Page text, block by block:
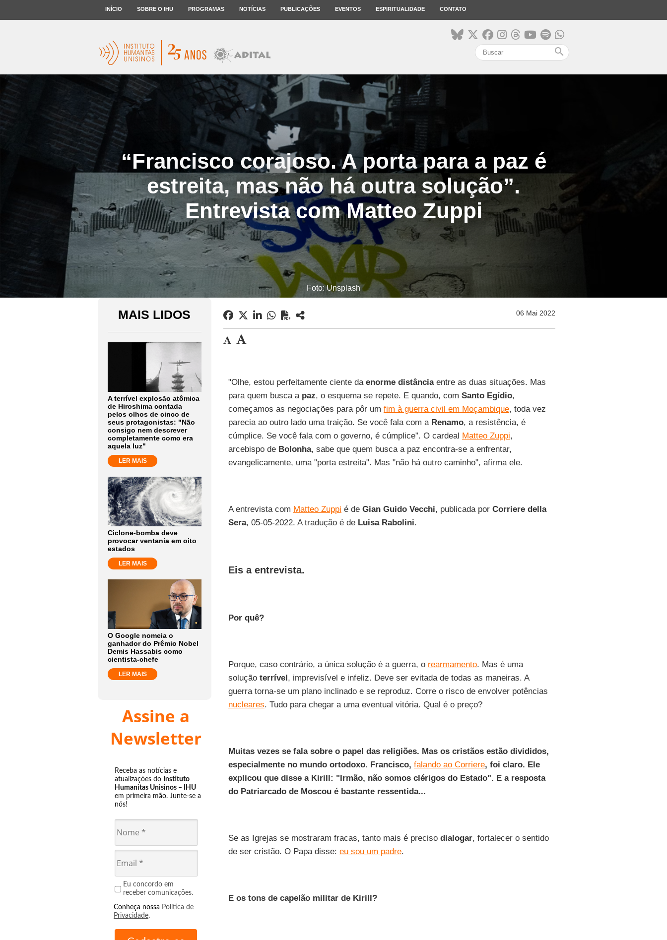
INÍCIO SOBRE O IHU PROGRAMAS NOTÍCIAS PUBLICAÇÕES EVENTOS ESPIRITUALIDADE CONTATO
search
“Francisco corajoso. A porta para a paz é
estreita, mas não há outra solução”.
Entrevista com Matteo Zuppi
Foto: Unsplash
MAIS LIDOS
A terrível explosão atômica
de Hiroshima contada
pelos olhos de cinco de
seus protagonistas: "Não
consigo nem descrever
completamente como era
aquela luz"
LER MAIS
Ciclone-bomba deve
provocar ventania em oito
estados
LER MAIS
O Google nomeia o
ganhador do Prêmio Nobel
Demis Hassabis como
cientista-chefe
LER MAIS
Assine a
Newsletter
Receba as notícias e
atualizações do Instituto
Humanitas Unisinos – IHU
em primeira mão. Junte-se a
nós!
Eu concordo em
receber comunicações.
Conheça nossa Política de
Privacidade.
06 Mai 2022
"Olhe, estou perfeitamente ciente da enorme distânciaentre as duas situações. Mas
para quem busca a paz, o esquema se repete. E quando, com Santo Egídio,
começamos as negociações para pôr um fim à guerra civil em Moçambique, toda vez
parecia ao outro lado uma traição. Se você fala com a Renamo, a resistência, é
cúmplice. Se você fala com o governo, é cúmplice”. O cardeal Matteo Zuppi,
arcebispo de Bolonha, sabe que quem busca a paz encontra-se a enfrentar,
evangelicamente, uma "porta estreita". Mas "não há outro caminho", afirma ele.
A entrevista com Matteo Zuppi é de Gian Guido Vecchi, publicada por Corriere della
Sera, 05-05-2022. A tradução é de Luisa Rabolini.
Eis a entrevista.
Por quê?
Porque, caso contrário, a única solução é a guerra, o rearmamento. Mas é uma
solução terrível, imprevisível e infeliz. Deve ser evitada de todas as maneiras. A
guerra torna-se um plano inclinado e se reproduz. Corre o risco de envolver potências
nucleares. Tudo para chegar a uma eventual vitória. Qual é o preço?
Muitas vezes se fala sobre o papel das religiões. Mas os cristãos estão divididos,
especialmente no mundo ortodoxo. Francisco, falando ao Corriere, foi claro. Ele
explicou que disse a Kirill: "Irmão, não somos clérigos do Estado". E a resposta
do Patriarcado de Moscou é bastante ressentida...
Se as Igrejas se mostraram fracas, tanto mais é preciso dialogar, fortalecer o sentido
de ser cristão. O Papa disse: eu sou um padre.
E os tons de capelão militar de Kirill?